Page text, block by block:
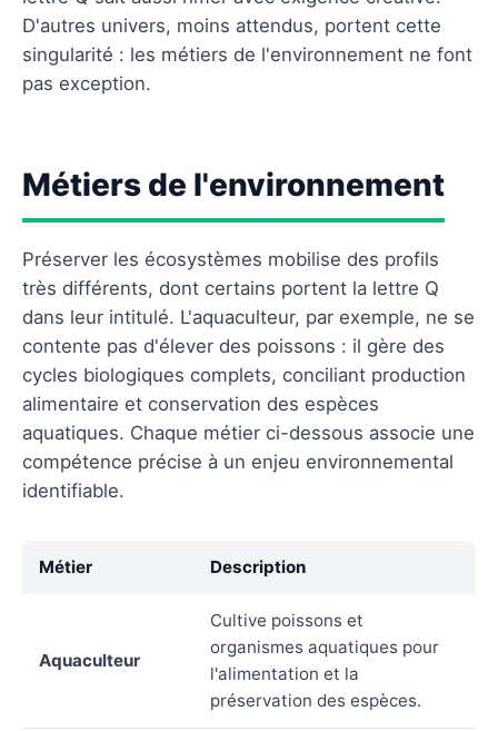
D'autres univers, moins attendus, portent cette
singularité : les métiers de l'environnement ne font
pas exception.
Métiers de l'environnement
Préserver les écosystèmes mobilise des profils
très différents, dont certains portent la lettre Q
dans leur intitulé. L'aquaculteur, par exemple, ne se
contente pas d'élever des poissons : il gère des
cycles biologiques complets, conciliant production
alimentaire et conservation des espèces
aquatiques. Chaque métier ci-dessous associe une
compétence précise à un enjeu environnemental
identifiable.
Métier Description
Aquaculteur
Cultive poissons et
organismes aquatiques pour
l'alimentation et la
préservation des espèces.